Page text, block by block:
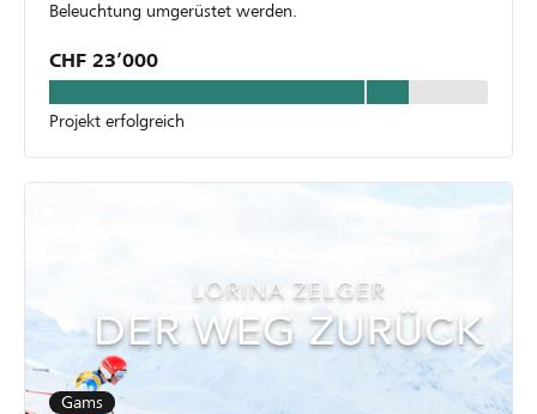
Beleuchtung umgerüstet werden.
CHF 23’000
Projekt erfolgreich
Gams